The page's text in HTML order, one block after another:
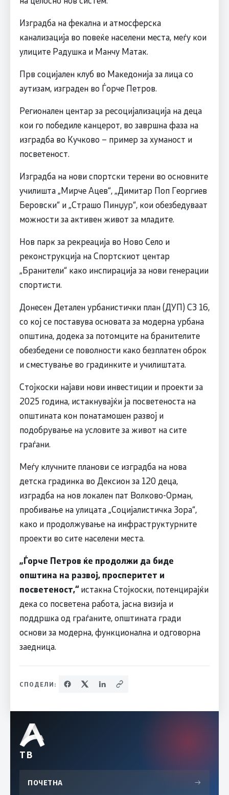
Изградба на фекална и атмосферска
канализација во повеќе населени места, меѓу кои
улиците Радушка и Манчу Матак.
Прв социјален клуб во Македонија за лица со
аутизам, изграден во Ѓорче Петров.
Регионален центар за ресоцијализација на деца
кои го победиле канцерот, во завршна фаза на
изградба во Кучково – пример за хуманост и
посветеност.
Изградба на нови спортски терени во основните
училишта „Мирче Ацев“, „Димитар Поп Георгиев
Беровски“ и „Страшо Пинџур“, кои обезбедуваат
можности за активен живот за младите.
Нов парк за рекреација во Ново Село и
реконструкција на Спортскиот центар
„Бранители“ како инспирација за нови генерации
спортисти.
Донесен Детален урбанистички план (ДУП) СЗ 16,
со кој се поставува основата за модерна урбана
општина, додека за потомците на бранителите
обезбедени се поволности како безплатен оброк
и сместување во градинките и училиштата.
Стојкоски најави нови инвестиции и проекти за
2025 година, истакнувајќи ја посветеноста на
општината кон понатамошен развој и
подобрување на условите за живот на сите
граѓани.
Меѓу клучните планови се изградба на нова
детска градинка во Дексион за 120 деца,
изградба на нов локален пат Волково-Орман,
пробивање на улицата „Социјалистичка Зора“,
како и продолжување на инфраструктурните
проекти во сите населени места.
„Ѓорче Петров ќе продолжи да биде
општина на развој, просперитет и
посветеност,“истакна Стојкоски, потенцирајќи
дека со посветена работа, јасна визија и
поддршка од граѓаните, општината гради
основи за модерна, функционална и одговорна
заедница.
СПОДЕЛИ:
ТВ
ПОЧЕТНА →